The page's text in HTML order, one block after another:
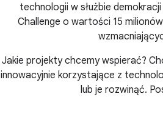
technologii w służbie
Challenge o wartości 15
Jakie projekty chcemy wspierać?
innowacyjnie korzystające z
lub je rozwinąć.